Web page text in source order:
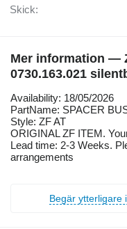
Skick:
Mer information —
0730.163.021
Availability: 18/05/2026
PartName: SPACER
Style: ZF AT
ORIGINAL ZF ITEM.
Lead time: 2-3 Weeks.
arrangements
Begär ytterligare